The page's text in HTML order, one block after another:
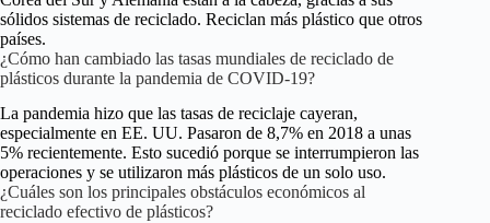
sólidos sistemas de reciclado. Reciclan más plástico que otros
países.
¿Cómo han cambiado las tasas mundiales de reciclado de
plásticos durante la pandemia de COVID-19?
La pandemia hizo que las tasas de reciclaje cayeran,
especialmente en EE. UU. Pasaron de 8,7% en 2018 a unas
5% recientemente. Esto sucedió porque se interrumpieron las
operaciones y se utilizaron más plásticos de un solo uso.
¿Cuáles son los principales obstáculos económicos al
reciclado efectivo de plásticos?